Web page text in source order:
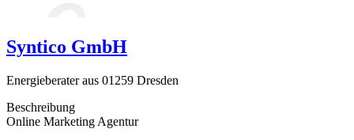
Syntico GmbH
Energieberater aus 01259 Dresden
Beschreibung
Online Marketing Agentur